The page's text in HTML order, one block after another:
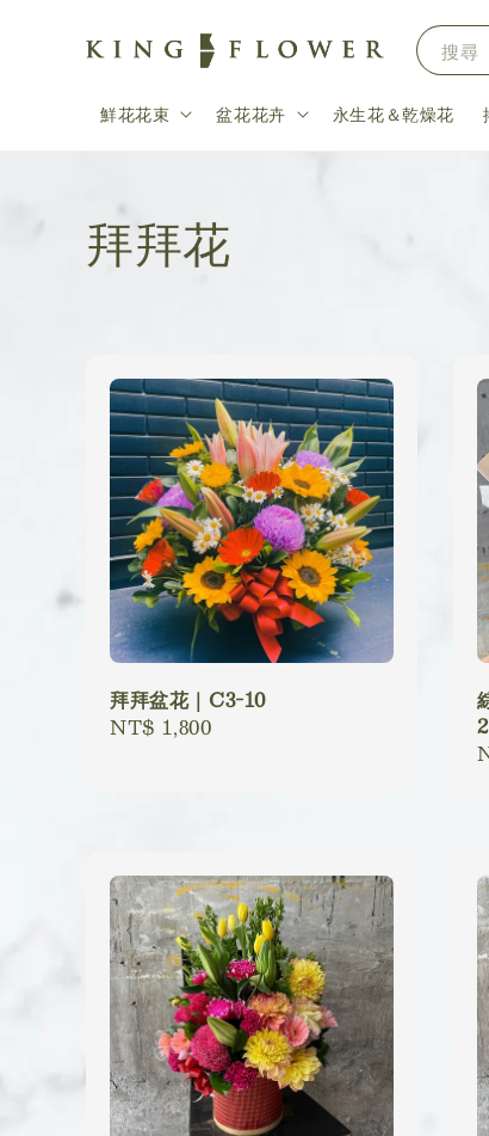
搜尋
鮮花花束 盆花花卉 永生花＆乾燥花
拜拜花
拜拜盆花｜C3-10
Regular
NT$ 1,800
2